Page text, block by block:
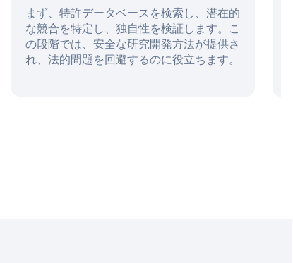
まず、特許データベースを検索し、潜在的
な競合を特定し、独自性を検証します。こ
の段階では、安全な研究開発方法が提供さ
れ、法的問題を回避するのに役立ちます。